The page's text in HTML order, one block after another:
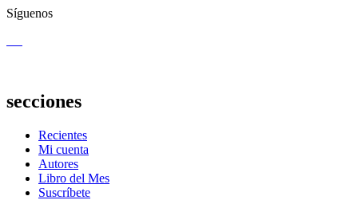
Síguenos
secciones
Recientes
Mi cuenta
Autores
Libro del Mes
Suscríbete